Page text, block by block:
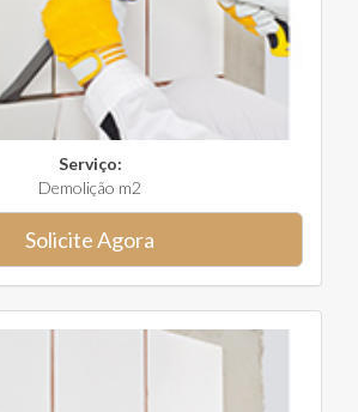
Serviço:
Demolição m2
Solicite Agora